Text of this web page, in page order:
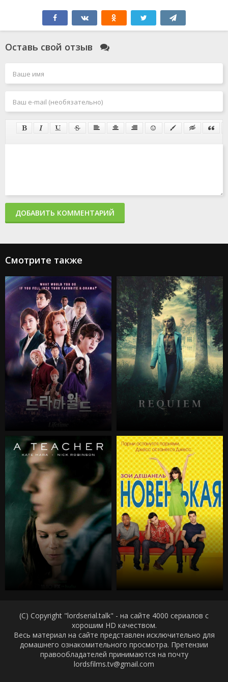
Оставь свой отзыв
ДОБАВИТЬ КОММЕНТАРИЙ
Смотрите также
(C) Copyright "lordserial.talk" - на сайте 4000 сериалов с
хорошим HD качеством.
Весь материал на сайте представлен исключительно для
домашнего ознакомительного просмотра. Претензии
правообладателей принимаются на почту
lordsfilms.tv@gmail.com